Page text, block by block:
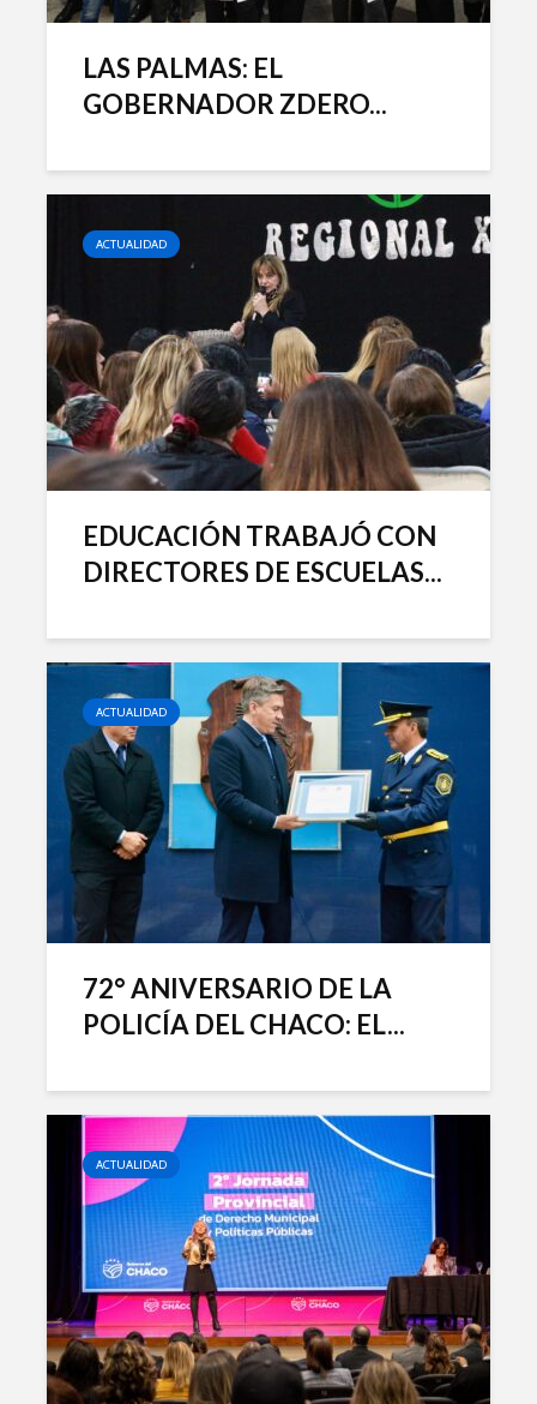
LAS PALMAS: EL
GOBERNADOR ZDERO...
ACTUALIDAD
EDUCACIÓN TRABAJÓ CON
DIRECTORES DE ESCUELAS...
ACTUALIDAD
72° ANIVERSARIO DE LA
POLICÍA DEL CHACO: EL...
ACTUALIDAD